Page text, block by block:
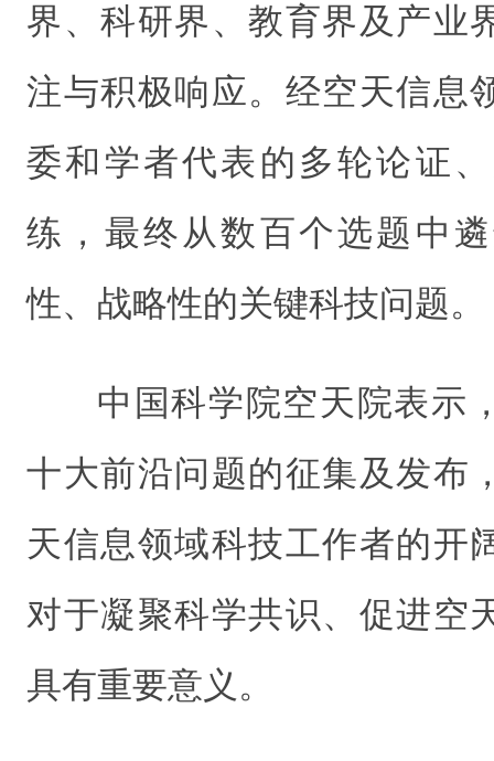
界、科研界、教育界及产业
注与积极响应。经空天信息
委和学者代表的多轮论证
练，最终从数百个选题中
性、战略性的关键科技问题。
中国科学院空天院表示
十大前沿问题的征集及发布
天信息领域科技工作者的开
对于凝聚科学共识、促进空
具有重要意义。